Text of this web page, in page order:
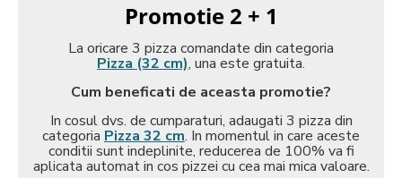
Promotie 2 + 1
La oricare 3 pizza comandate din categoria
Pizza (32 cm), una este gratuita.
Cum beneficati de aceasta promotie?
In cosul dvs. de cumparaturi, adaugati 3 pizza din
categoria Pizza 32 cm. In momentul in care aceste
conditii sunt indeplinite, reducerea de 100% va fi
aplicata automat in cos pizzei cu cea mai mica valoare.